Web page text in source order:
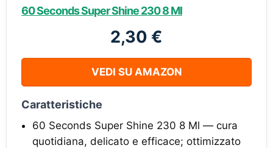
60 Seconds Super Shine 230 8 Ml
2,30 €
VEDI SU AMAZON
Caratteristiche
60 Seconds Super Shine 230 8 Ml — cura
quotidiana, delicato e efficace; ottimizzato